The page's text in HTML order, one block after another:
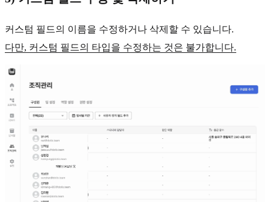
커스텀 필드의 이름을 수정하거나 삭제할 수 있습니다.
다만, 커스텀 필드의 타입을 수정하는 것은 불가합니다.